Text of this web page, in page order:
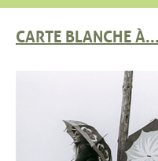
CARTE BLANCHE